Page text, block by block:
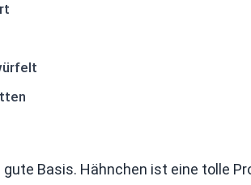
Basis. Hähnchen ist eine tolle